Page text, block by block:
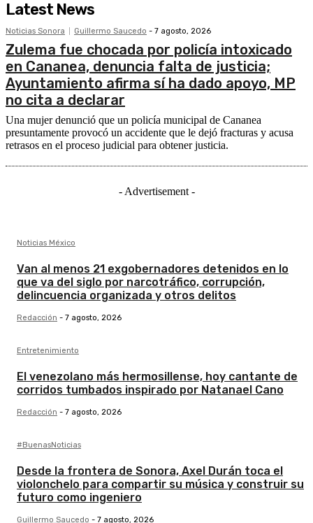
Latest News
Noticias Sonora Guillermo Saucedo - 7 agosto, 2026
Zulema fue chocada por policía intoxicado
en Cananea, denuncia falta de justicia;
Ayuntamiento afirma sí ha dado apoyo, MP
no cita a declarar
Una mujer denunció que un policía municipal de Cananea
presuntamente provocó un accidente que le dejó fracturas y acusa
retrasos en el proceso judicial para obtener justicia.
- Advertisement -
Noticias México
Van al menos 21 exgobernadores detenidos en lo
que va del siglo por narcotráfico, corrupción,
delincuencia organizada y otros delitos
Redacción - 7 agosto, 2026
Entretenimiento
El venezolano más hermosillense, hoy cantante de
corridos tumbados inspirado por Natanael Cano
Redacción - 7 agosto, 2026
#BuenasNoticias
Desde la frontera de Sonora, Axel Durán toca el
violonchelo para compartir su música y construir su
futuro como ingeniero
Guillermo Saucedo - 7 agosto, 2026